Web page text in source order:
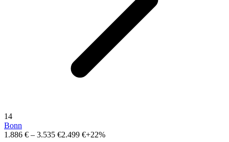
14
Bonn
1.886 € – 3.535 €2.499 €+22%